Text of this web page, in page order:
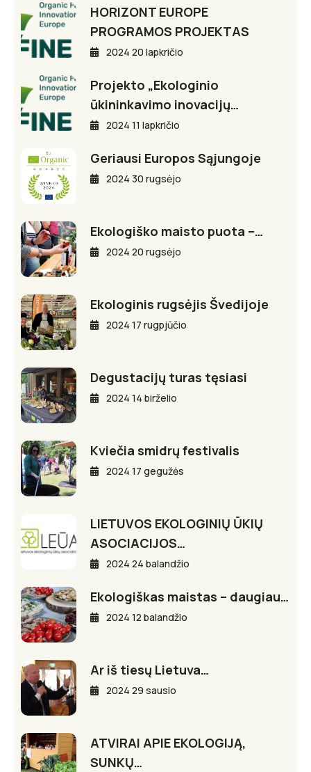
HORIZONT EUROPE
PROGRAMOS PROJEKTAS
2024 20 lapkričio
Projekto „Ekologinio
ūkininkavimo inovacijų…
2024 11 lapkričio
Geriausi Europos Sąjungoje
2024 30 rugsėjo
Ekologiško maisto puota –…
2024 20 rugsėjo
Ekologinis rugsėjis Švedijoje
2024 17 rugpjūčio
Degustacijų turas tęsiasi
2024 14 birželio
Kviečia smidrų festivalis
2024 17 gegužės
LIETUVOS EKOLOGINIŲ ŪKIŲ
ASOCIACIJOS…
2024 24 balandžio
Ekologiškas maistas – daugiau…
2024 12 balandžio
Ar iš tiesų Lietuva…
2024 29 sausio
ATVIRAI APIE EKOLOGIJĄ,
SUNKŲ…